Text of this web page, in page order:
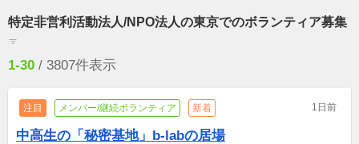
特定非営利活動法人/NPO法人の東京でのボランティア募集
filter_list
1-30 / 3807件表示
注目 メンバー/継続ボランティア 新着 1日前
中高生の「秘密基地」b-labの居場